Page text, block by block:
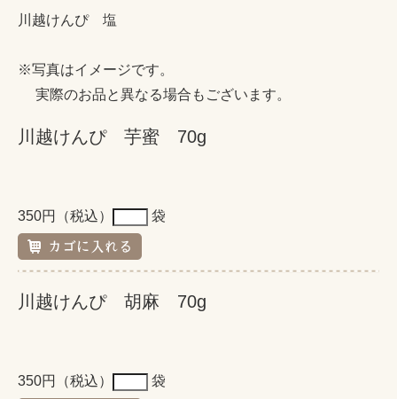
川越けんぴ 塩
※写真はイメージです。
実際のお品と異なる場合もございます。
川越けんぴ 芋蜜 70g
350円（税込） 袋
川越けんぴ 胡麻 70g
350円（税込） 袋